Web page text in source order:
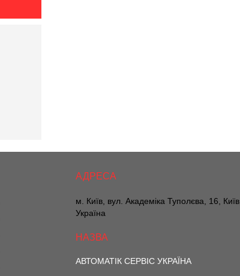
м. Київ, вул. Академіка Туполєва, 16, Київ,
Україна
АВТОМАТІК СЕРВІС УКРАЇНА